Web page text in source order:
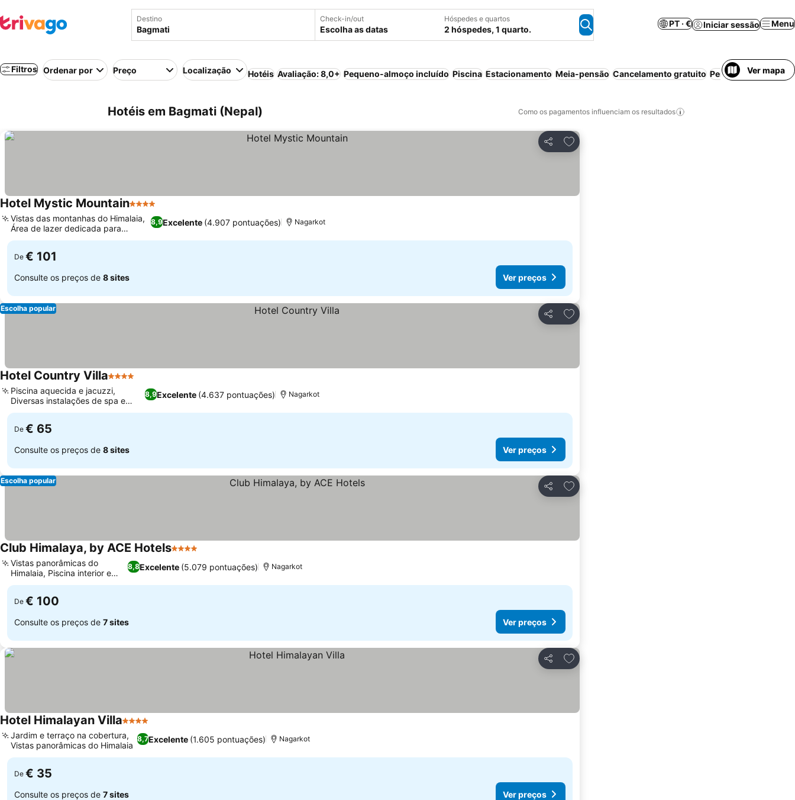
Destino Check-in/out
Escolha as datas
Hóspedes e quartos
2 hóspedes, 1 quarto.
PT · € Iniciar sessão Menu
Filtros Ordenar por Preço Localização Hotéis Avaliação: 8,0+ Pequeno-almoço incluído Piscina Estacionamento Meia-pensão Cancelamento gratuito Pensão completa
Ver mapa
Hotéis em Bagmati (Nepal) Como os pagamentos influenciam os resultados
Partilhar
Adicionar aos favoritos
Hotel Mystic Mountain4 Estrelas
8,9Excelente (4.907 pontuações)
Vistas das montanhas do Himalaia,
Área de lazer dedicada para
crianças
Nagarkot
De € 101
Consulte os preços de 8 sites Ver preços
Partilhar
Adicionar aos favoritos
Escolha popular
Hotel Country Villa4 Estrelas
8,9Excelente (4.637 pontuações)
Piscina aquecida e jacuzzi,
Diversas instalações de spa e
bem-estar
Nagarkot
De € 65
Consulte os preços de 8 sites Ver preços
Partilhar
Adicionar aos favoritos
Escolha popular
Club Himalaya, by ACE Hotels4 Estrelas
8,8Excelente (5.079 pontuações)
Vistas panorâmicas do
Himalaia, Piscina interior e
jacuzzi
Nagarkot
De € 100
Consulte os preços de 7 sites Ver preços
Partilhar
Adicionar aos favoritos
Hotel Himalayan Villa4 Estrelas
8,7Excelente (1.605 pontuações)
Jardim e terraço na cobertura,
Vistas panorâmicas do Himalaia
Nagarkot
De € 35
Consulte os preços de 7 sites Ver preços